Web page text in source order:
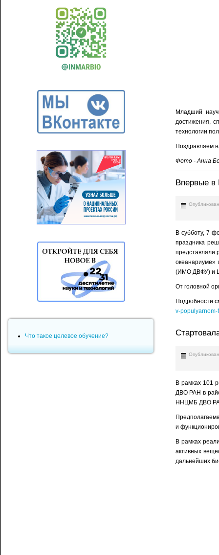
Младший
достижения,
технологии
Поздравляем
Фото - Анна
Впервые в
В субботу, 7
праздника
представляли
океанариуме»
(ИМО ДВФУ) и
От головной
Подробности
v-populyarnom-
В рамках 101
ДВО РАН в
ННЦМБ ДВО
и
В рамках
активных
дальнейших
Что такое целевое обучение?